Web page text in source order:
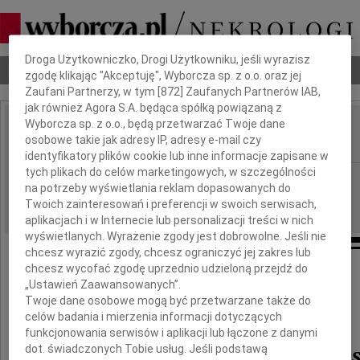
Nekrologi Odeszli Poradnik pogrzebowy
IMIĘ I NAZWISKO: Mieczysław Porębski
REGION: Kraków
DATA EMISJI: 15.09.2012
Ze smutkiem przyjęliśmy wiadomość,
że odszedł
Dbamy o Twoją prywatność
Droga Użytkowniczko, Drogi Użytkowniku, jeśli wyrazisz
zgodę klikając "Akceptuję", Wyborcza sp. z o.o. oraz jej
Zaufani Partnerzy, w tym [872 ] Zaufanych Partnerów IAB,
jak również Agora S.A. będąca spółką powiązaną z
Wyborcza sp. z o.o., będą przetwarzać Twoje dane
osobowe takie jak adresy IP, adresy e-mail czy
identyfikatory plików cookie lub inne informacje zapisane w
tych plikach do celów marketingowych, w szczególności
na potrzeby wyświetlania reklam dopasowanych do
Twoich zainteresowań i preferencji w swoich serwisach,
aplikacjach i w Internecie lub personalizacji treści w nich
wyświetlanych. Wyrażenie zgody jest dobrowolne. Jeśli nie
chcesz wyrazić zgody, chcesz ograniczyć jej zakres lub
chcesz wycofać zgodę uprzednio udzieloną przejdź do
„Ustawień Zaawansowanych”.
Twoje dane osobowe mogą być przetwarzane także do
celów badania i mierzenia informacji dotyczących
funkcjonowania serwisów i aplikacji lub łączone z danymi
dot. świadczonych Tobie usług. Jeśli podstawą